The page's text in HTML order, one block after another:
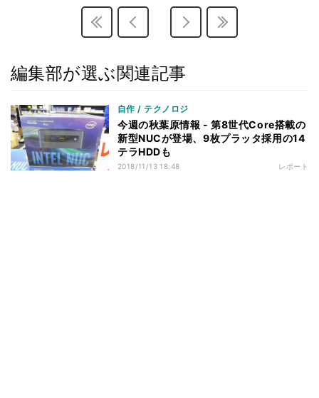
編集部が選ぶ関連記事
自作 / テクノロジ
今週の秋葉原情報 - 第8世代Core搭載の
新型NUCが登場、9枚プラッタ採用の14
テラHDDも
2018/11/13 18:48 レポート